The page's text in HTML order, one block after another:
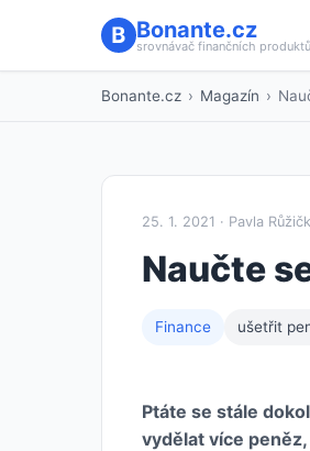
Bonante.cz
srovnávač finančních produktů
Bonante.cz › Magazín ›
25. 1. 2021 · Pavla
Naučte
Finance ušetřit
Ptáte se stále
vydělat více